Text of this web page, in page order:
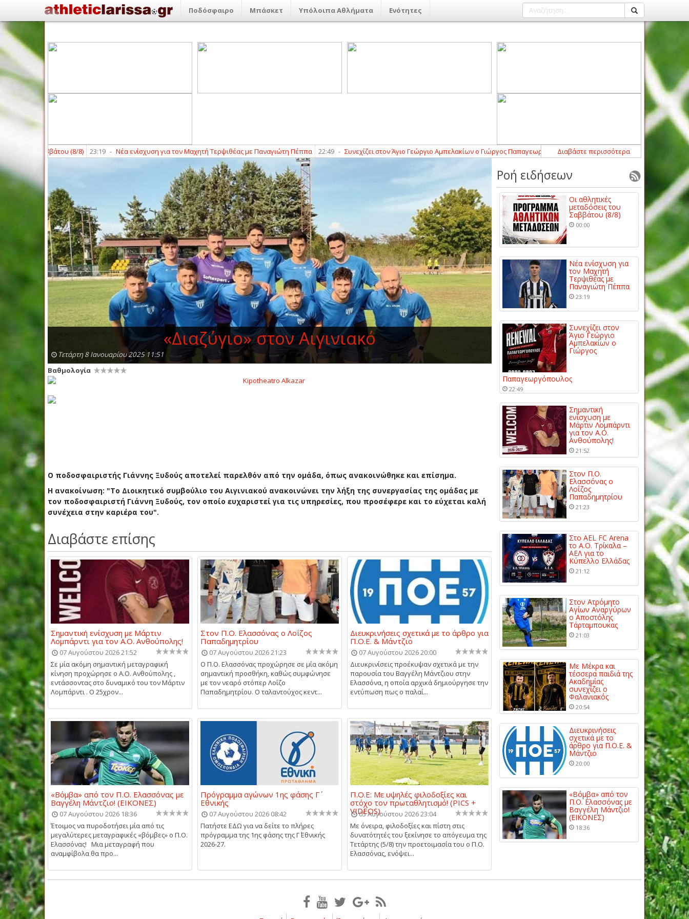
Ποδόσφαιρο Μπάσκετ Υπόλοιπα Αθλήματα Ενότητες
του Σαββάτου (8/8) 23:19 - Νέα ενίσχυση για τον Μαχητή Τερψιθέας με Παναγιώτη Πέππα 22:49 - Συνεχίζει στον Άγιο Γεώργιο Αμπελακίων ο Γιώργος Παπαγεωργόπουλος 21:52 - Σημαντική ενίσχυση με Μάρτιν
Διαβάστε περισσότερα
«Διαζύγιο» στον Αιγινιακό
Τετάρτη 8 Ιανουαρίου 2025 11:51
Βαθμολογία
Ο ποδοσφαιριστής Γιάννης Ξυδούς αποτελεί παρελθόν από την ομάδα, όπως ανακοινώθηκε και επίσημα.
Η ανακοίνωση: "Το Διοικητικό συμβούλιο του Αιγινιακού ανακοινώνει την λήξη της συνεργασίας της ομάδας με
τον ποδοσφαιριστή Γιάννη Ξυδούς, τον οποίο ευχαριστεί για τις υπηρεσίες, που προσέφερε και το εύχεται καλή
συνέχεια στην καριέρα του".
Διαβάστε επίσης
Σημαντική ενίσχυση με Μάρτιν
Λομπάρντι για τον Α.Ο. Ανθούπολης!
07 Αυγούστου 2026 21:52
Σε μία ακόμη σημαντική μεταγραφική
κίνηση προχώρησε ο Α.Ο. Ανθούπολης ,
εντάσσοντας στο δυναμικό του τον Μάρτιν
Λομπάρντι . Ο 25χρον...
Στον Π.Ο. Ελασσόνας ο Λοΐζος
Παπαδημητρίου
07 Αυγούστου 2026 21:23
Ο Π.Ο. Ελασσόνας προχώρησε σε μία ακόμη
σημαντική προσθήκη, καθώς συμφώνησε
με τον νεαρό στόπερ Λοΐζο
Παπαδημητρίου. Ο ταλαντούχος κεντ...
Διευκρινήσεις σχετικά με το άρθρο για
Π.Ο.Ε. & Μάντζιο
07 Αυγούστου 2026 20:00
Διευκρινίσεις προέκυψαν σχετικά με την
παρουσία του Βαγγέλη Μάντζιου στην
Ελασσόνα, η οποία αρχικά δημιούργησε την
εντύπωση πως ο παλαί...
«Βόμβα» από τον Π.Ο. Ελασσόνας με
Βαγγέλη Μάντζιο! (ΕΙΚΟΝΕΣ)
07 Αυγούστου 2026 18:36
Έτοιμος να πυροδοτήσει μία από τις
μεγαλύτερες μεταγραφικές «βόμβες» ο Π.Ο.
Ελασσόνας! Μια μεταγραφή που
αναμφίβολα θα προ...
Πρόγραμμα αγώνων 1ης φάσης Γ΄
Εθνικής
07 Αυγούστου 2026 08:42
Πατήστε ΕΔΩ για να δείτε το πλήρες
πρόγραμμα της 1ης φάσης της Γ΄ Εθνικής
2026-27.
Π.Ο.Ε: Με υψηλές φιλοδοξίες και
στόχο τον πρωταθλητισμό! (PICS +
VIDEOS)
05 Αυγούστου 2026 23:04
Με όνειρα, φιλοδοξίες και πίστη στις
δυνατότητές του ξεκίνησε το απόγευμα της
Τετάρτης (5/8) την προετοιμασία του ο Π.Ο.
Ελασσόνας, ενόψει...
Ροή ειδήσεων
Οι αθλητικές
μεταδόσεις του
Σαββάτου (8/8)
00:00
Νέα ενίσχυση για
τον Μαχητή
Τερψιθέας με
Παναγιώτη Πέππα
23:19
Συνεχίζει στον
Άγιο Γεώργιο
Αμπελακίων ο
Γιώργος
Παπαγεωργόπουλος
22:49
Σημαντική
ενίσχυση με
Μάρτιν Λομπάρντι
για τον Α.Ο.
Ανθούπολης!
21:52
Στον Π.Ο.
Ελασσόνας ο
Λοΐζος
Παπαδημητρίου
21:23
Στο AEL FC Arena
το Α.Ο. Τρίκαλα –
ΑΕΛ για το
Κύπελλο Ελλάδας
21:12
Στον Ατρόμητο
Αγίων Αναργύρων
ο Αποστόλης
Τάρταμπουκας
21:03
Με Μέκρα και
τέσσερα παιδιά της
Ακαδημίας
συνεχίζει ο
Φαλανιακός
20:54
Διευκρινήσεις
σχετικά με το
άρθρο για Π.Ο.Ε. &
Μάντζιο
20:00
«Βόμβα» από τον
Π.Ο. Ελασσόνας με
Βαγγέλη Μάντζιο!
(ΕΙΚΟΝΕΣ)
18:36